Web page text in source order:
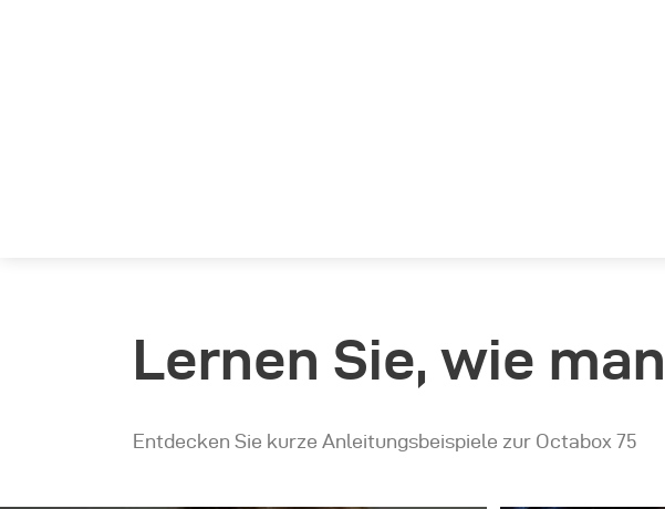
Lernen Sie, wie
Entdecken Sie kurze Anleitungsbeispiele zur Octabox 75